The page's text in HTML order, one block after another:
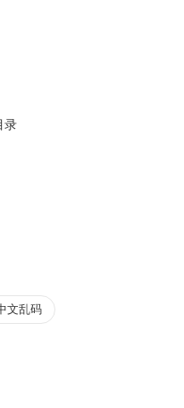
录
文乱码